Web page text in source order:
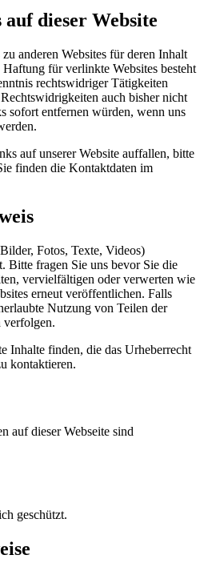
dieser Website
anderen Websites für deren Inhalt
für verlinkte Websites besteht
rechtswidriger Tätigkeiten
auch bisher nicht
sofort entfernen würden, wenn uns
auf unserer Website auffallen, bitte
finden die Kontaktdaten im
Fotos, Texte, Videos)
Bitte fragen Sie uns bevor Sie die
vervielfältigen oder verwerten wie
erneut veröffentlichen. Falls
Nutzung von Teilen der
verfolgen.
Inhalte finden, die das Urheberrecht
kontaktieren.
auf dieser Webseite sind
geschützt.